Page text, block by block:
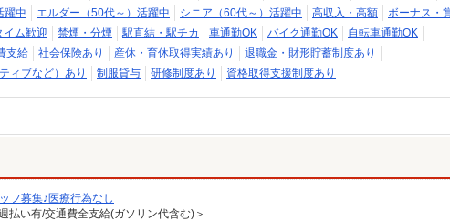
躍中 エルダー（50代～）活躍中 シニア（60代～）活躍中 高収入・高額
ボーナス・
イム歓迎 禁煙・分煙 駅直結・駅チカ 車通勤OK バイク通勤OK
自転車通勤OK
支給 社会保険あり 産休・育休取得実績あり
退職金・財形貯蓄制度あり
ィブなど）あり
制服貸与 研修制度あり 資格取得支援制度あり
フ募集♪医療行為なし
い有/交通費全支給(ガソリン代含む)＞